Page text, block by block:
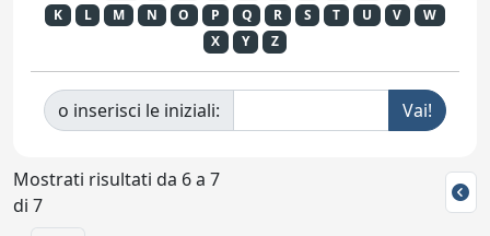
K
L M N O P Q R S T U V
W
X
Y Z
o inserisci le iniziali:
Mostrati risultati da 6 a 7
di 7